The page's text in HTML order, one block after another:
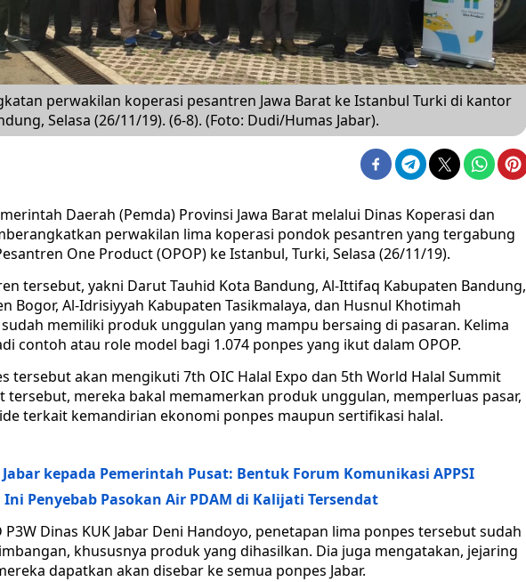
perwakilan koperasi pesantren Jawa Barat ke Istanbul Turki di kantor
Selasa (26/11/19). (6-8). (Foto: Dudi/Humas Jabar).
Daerah (Pemda) Provinsi Jawa Barat melalui Dinas Koperasi dan
perwakilan lima koperasi pondok pesantren yang tergabung
One Product (OPOP) ke Istanbul, Turki, Selasa (26/11/19).
tersebut, yakni Darut Tauhid Kota Bandung, Al-Ittifaq Kabupaten Bandung,
Bogor, Al-Idrisiyyah Kabupaten Tasikmalaya, dan Husnul Khotimah
memiliki produk unggulan yang mampu bersaing di pasaran. Kelima
contoh atau role model bagi 1.074 ponpes yang ikut dalam OPOP.
tersebut akan mengikuti 7th OIC Halal Expo dan 5th World Halal Summit
tersebut, mereka bakal memamerkan produk unggulan, memperluas pasar,
terkait kemandirian ekonomi ponpes maupun sertifikasi halal.
kepada Pemerintah Pusat: Bentuk Forum Komunikasi APPSI
Penyebab Pasokan Air PDAM di Kalijati Tersendat
Dinas KUK Jabar Deni Handoyo, penetapan lima ponpes tersebut sudah
khususnya produk yang dihasilkan. Dia juga mengatakan, jejaring
dapatkan akan disebar ke semua ponpes Jabar.